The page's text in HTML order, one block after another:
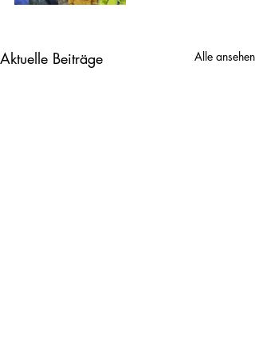
Aktuelle Beiträge Alle ansehen